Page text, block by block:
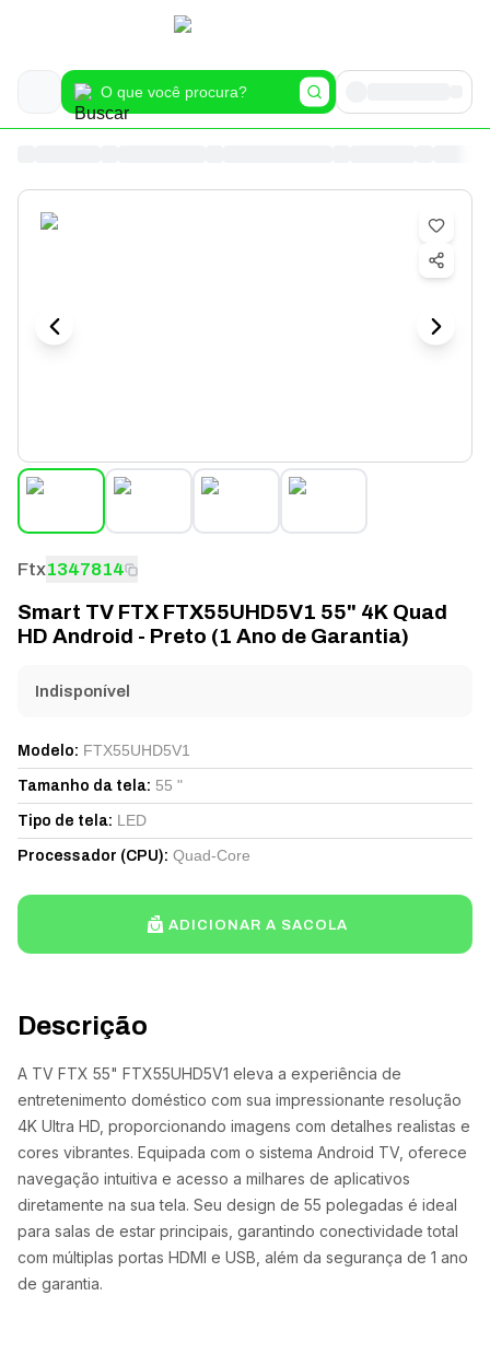
Descrição
A TV FTX 55" FTX55UHD5V1 eleva a experiência de
entretenimento doméstico com sua impressionante resolução
4K Ultra HD, proporcionando imagens com detalhes realistas e
cores vibrantes. Equipada com o sistema Android TV, oferece
navegação intuitiva e acesso a milhares de aplicativos
diretamente na sua tela. Seu design de 55 polegadas é ideal
para salas de estar principais, garantindo conectividade total
com múltiplas portas HDMI e USB, além da segurança de 1 ano
de garantia.
Ftx1347814
Smart TV FTX FTX55UHD5V1 55" 4K Quad
HD Android - Preto (1 Ano de Garantia)
Indisponível
Modelo: FTX55UHD5V1
Tamanho da tela: 55 "
Tipo de tela: LED
Processador (CPU): Quad-Core
ADICIONAR A SACOLA